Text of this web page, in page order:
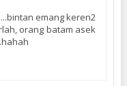
emang keren2
orang batam asek